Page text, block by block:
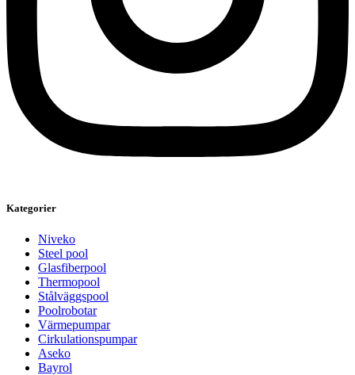
Kategorier
Niveko
Steel pool
Glasfiberpool
Thermopool
Stålväggspool
Poolrobotar
Värmepumpar
Cirkulationspumpar
Aseko
Bayrol